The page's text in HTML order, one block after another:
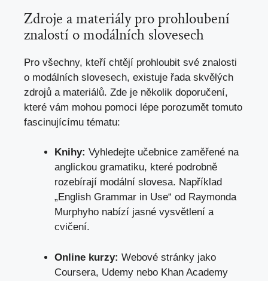
Zdroje a materiály pro​ prohloubení
znalostí ‍o ⁢modálních slovesech
Pro všechny, kteří chtějí prohloubit ‍své ‍znalosti
o modálních slovesech, existuje řada skvělých
zdrojů a materiálů.​ Zde⁤ je⁣ několik ​doporučení,
které vám mohou‌ pomoci lépe porozumět tomuto
fascinujícímu tématu:
Knihy: Vyhledejte ​učebnice zaměřené ‍na‍
anglickou gramatiku, které podrobně
rozebírají modální ⁤slovesa. ​Například
„English⁢ Grammar in Use“⁣ od Raymonda⁣
Murphyho nabízí ‌jasné vysvětlení a
cvičení.
Online kurzy: Webové stránky jako
Coursera, Udemy nebo Khan⁤ Academy